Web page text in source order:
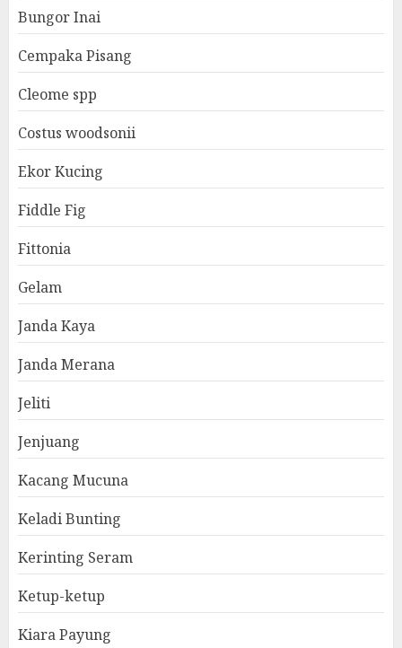
Bungor Inai
Cempaka Pisang
Cleome spp
Costus woodsonii
Ekor Kucing
Fiddle Fig
Fittonia
Gelam
Janda Kaya
Janda Merana
Jeliti
Jenjuang
Kacang Mucuna
Keladi Bunting
Kerinting Seram
Ketup-ketup
Kiara Payung